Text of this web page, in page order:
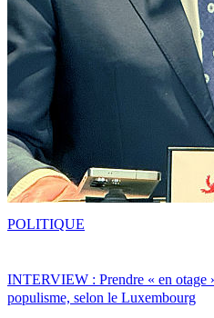
INTERVIEW : Prendre « en otage
populisme, selon le Luxembourg
POLITIQUE